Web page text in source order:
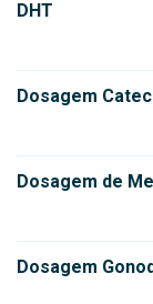
DHT
Dosagem
Dosagem de
Dosagem